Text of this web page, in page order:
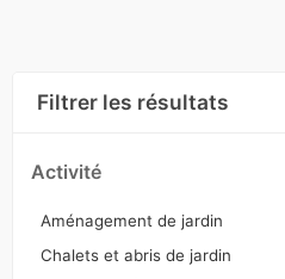
Filtrer les résultats
Activité
Aménagement de jardin
Chalets et abris de jardin